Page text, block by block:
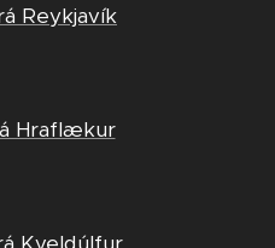
Reykjavík
Hraflækur